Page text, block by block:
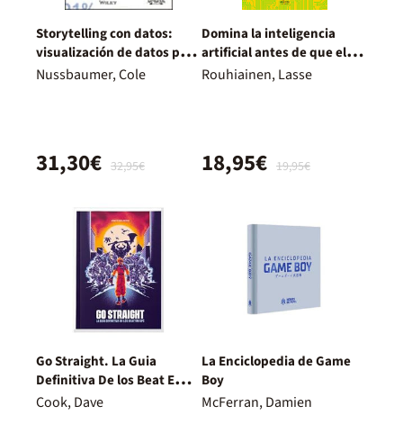
Storytelling con datos:
visualización de datos para
profesionales
Nussbaumer, Cole
32,95€
31,30€
Domina la inteligencia
artificial antes de que ella
te domine a ti
Rouhiainen, Lasse
19,95€
18,95€
Go Straight. La Guia
Definitiva De los Beat Em
Ups
Cook, Dave
La Enciclopedia de Game
Boy
McFerran, Damien